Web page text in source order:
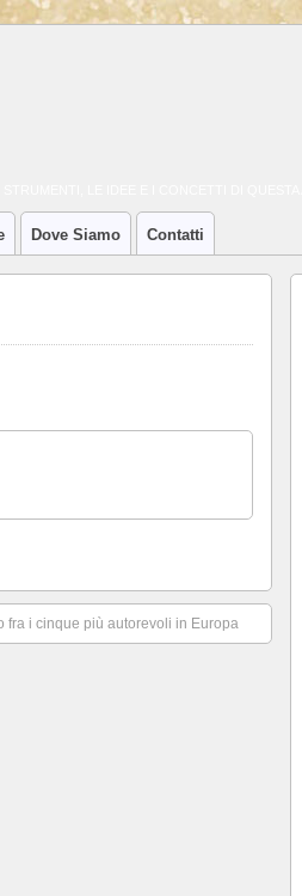
Dove Siamo Contatti
fra i cinque più autorevoli in Europa